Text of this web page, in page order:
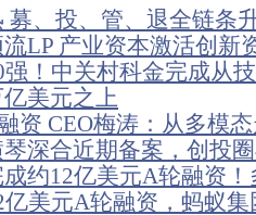
募、投、管、退全链条
LP 产业资本激活创新
强！中关村科金完成从
越美元之上
资 CEO梅涛：从多模
AGI的必经之路
深合近期备案，创投
约12亿美元A轮融资
美元A轮融资，蚂蚁